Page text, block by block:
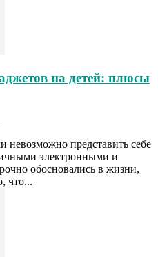
на детей: плюсы
невозможно представить себе
электронными и
обосновались в жизни,
что...